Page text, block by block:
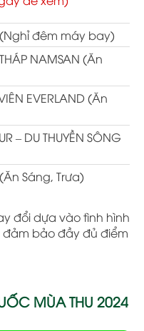
(Nghỉ đêm máy bay)
NAMSAN (Ăn
EVERLAND (Ăn
– DU THUYỀN SÔNG
Sáng, Trưa)
đổi dựa vào tình hình
bảo đầy đủ điểm
MÙA THU 2024